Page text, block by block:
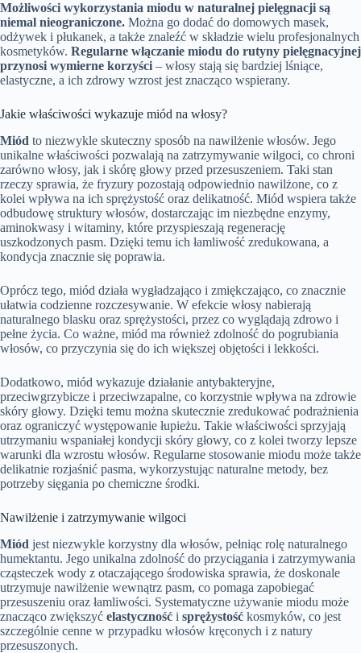
Możliwości wykorzystania miodu w naturalnej pielęgnacji są
niemal nieograniczone. Można go dodać do domowych masek,
odżywek i płukanek, a także znaleźć w składzie wielu profesjonalnych
kosmetyków. Regularne włączanie miodu do rutyny pielęgnacyjnej
przynosi wymierne korzyści – włosy stają się bardziej lśniące,
elastyczne, a ich zdrowy wzrost jest znacząco wspierany.
Jakie właściwości wykazuje miód na włosy?
Miód to niezwykle skuteczny sposób na nawilżenie włosów. Jego
unikalne właściwości pozwalają na zatrzymywanie wilgoci, co chroni
zarówno włosy, jak i skórę głowy przed przesuszeniem. Taki stan
rzeczy sprawia, że fryzury pozostają odpowiednio nawilżone, co z
kolei wpływa na ich sprężystość oraz delikatność. Miód wspiera także
odbudowę struktury włosów, dostarczając im niezbędne enzymy,
aminokwasy i witaminy, które przyspieszają regenerację
uszkodzonych pasm. Dzięki temu ich łamliwość zredukowana, a
kondycja znacznie się poprawia.
Oprócz tego, miód działa wygładzająco i zmiękczająco, co znacznie
ułatwia codzienne rozczesywanie. W efekcie włosy nabierają
naturalnego blasku oraz sprężystości, przez co wyglądają zdrowo i
pełne życia. Co ważne, miód ma również zdolność do pogrubiania
włosów, co przyczynia się do ich większej objętości i lekkości.
Dodatkowo, miód wykazuje działanie antybakteryjne,
przeciwgrzybicze i przeciwzapalne, co korzystnie wpływa na zdrowie
skóry głowy. Dzięki temu można skutecznie zredukować podrażnienia
oraz ograniczyć występowanie łupieżu. Takie właściwości sprzyjają
utrzymaniu wspaniałej kondycji skóry głowy, co z kolei tworzy lepsze
warunki dla wzrostu włosów. Regularne stosowanie miodu może także
delikatnie rozjaśnić pasma, wykorzystując naturalne metody, bez
potrzeby sięgania po chemiczne środki.
Nawilżenie i zatrzymywanie wilgoci
Miód jest niezwykle korzystny dla włosów, pełniąc rolę naturalnego
humektantu. Jego unikalna zdolność do przyciągania i zatrzymywania
cząsteczek wody z otaczającego środowiska sprawia, że doskonale
utrzymuje nawilżenie wewnątrz pasm, co pomaga zapobiegać
przesuszeniu oraz łamliwości. Systematyczne używanie miodu może
znacząco zwiększyć elastyczność i sprężystość kosmyków, co jest
szczególnie cenne w przypadku włosów kręconych i z natury
przesuszonych.